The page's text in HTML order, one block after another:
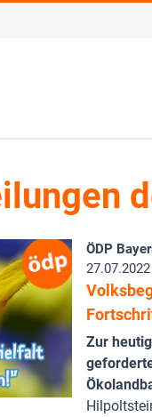
ÖDP
27.07.2022
Zur